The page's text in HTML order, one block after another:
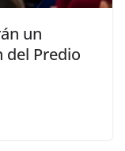
un
del Predio